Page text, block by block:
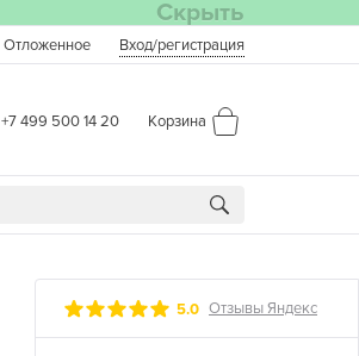
Скрыть
Отложенное Вход/регистрация
+7 499 500 14 20 Корзина
5.0 Отзывы Яндекс